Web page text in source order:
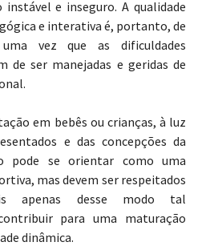
e inseguro. A qualidade
e interativa é, portanto, de
vez que as dificuldades
de ser manejadas e geridas de
em bebês ou crianças, à luz
e das concepções da
pode se orientar como uma
mas devem ser respeitados
apenas desse modo tal
para uma maturação
dinâmica.